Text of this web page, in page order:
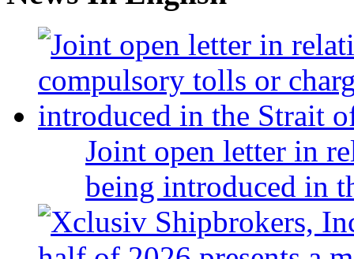
Joint open letter in
being introduced in